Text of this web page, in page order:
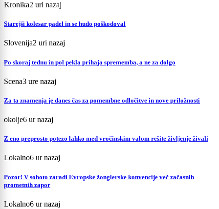
Kronika2 uri nazaj
Starejši kolesar padel in se hudo poškodoval
Slovenija2 uri nazaj
Po skoraj tednu in pol pekla prihaja sprememba, a ne za dolgo
Scena3 ure nazaj
Za ta znamenja je danes čas za pomembne odločitve in nove priložnosti
okolje6 ur nazaj
Z eno preprosto potezo lahko med vročinskim valom rešite življenje živali
Lokalno6 ur nazaj
Pozor! V soboto zaradi Evropske žonglerske konvencije več začasnih
prometnih zapor
Lokalno6 ur nazaj